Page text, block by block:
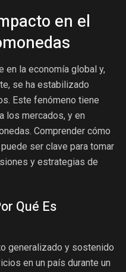
en el
en la economía global y,
se ha estabilizado
Este fenómeno tiene
los mercados, y en
Comprender cómo
ser clave para tomar
y estrategias de
Qué Es
generalizado y sostenido
en un país durante un